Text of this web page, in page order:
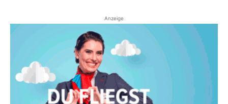
Anzeige